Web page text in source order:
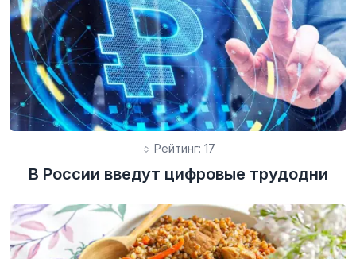
Рейтинг: 17
В России введут цифровые трудодни